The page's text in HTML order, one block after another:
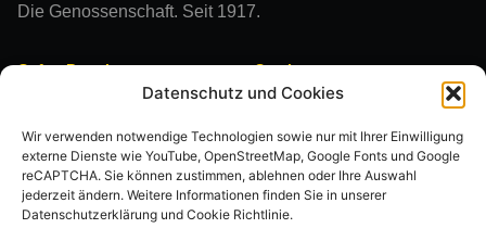
Datenschutz und Cookies
Wir verwenden notwendige Technologien sowie nur mit Ihrer Einwilligung
externe Dienste wie YouTube, OpenStreetMap, Google Fonts und Google
reCAPTCHA. Sie können zustimmen, ablehnen oder Ihre Auswahl
jederzeit ändern. Weitere Informationen finden Sie in unserer
Datenschutzerklärung und Cookie Richtlinie.
Die Genossenschaft. Seit 1917.
Gefos Portale
Unternehmerportal
Service
Formulare
Ansprechpartner